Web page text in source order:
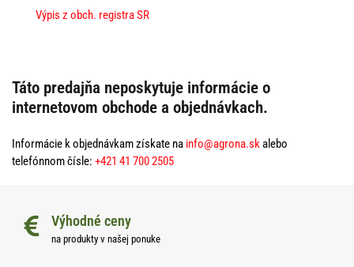
Výpis z obch. registra SR
Táto predajňa neposkytuje informácie o
internetovom obchode a objednávkach.
Informácie k objednávkam získate na info@agrona.skalebo
telefónnom čísle: +421 41 700 2505
Výhodné ceny
na produkty v našej ponuke